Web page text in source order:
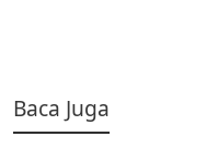
Baca Juga